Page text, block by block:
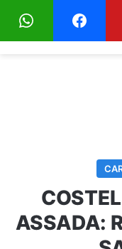
Menu
ASSADA: